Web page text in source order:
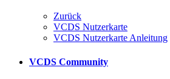
Zurück
VCDS Nutzerkarte
VCDS Nutzerkarte Anleitung
VCDS Community